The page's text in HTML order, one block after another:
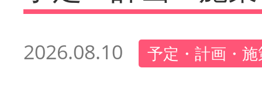
2026.08.10 予定・計画・